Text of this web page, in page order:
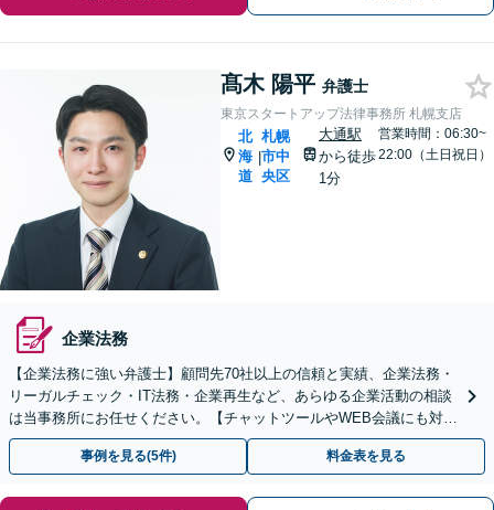
髙木 陽平 弁護士
東京スタートアップ法律事務所 札幌支店
北
海
道
|
札幌
市中
央区
大通駅
から徒歩
1分
営業時間：06:30~
22:00（土日祝日）
企業法務
【企業法務に強い弁護士】顧問先70社以上の信頼と実績、企業法務・
リーガルチェック・IT法務・企業再生など、あらゆる企業活動の相談
は当事務所にお任せください。【チャットツールやWEB会議にも対
応】
事例を見る(5件) 料金表を見る